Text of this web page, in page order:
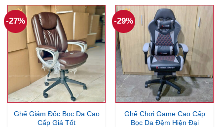
1,580,000₫.
-27%
Ghế Giám Đốc Bọc Da Cao
Cấp Giá Tốt
-29%
Ghế Chơi Game Cao Cấp
Bọc Da Đệm Hiện Đại